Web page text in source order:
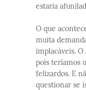
estaria
O que
muita
implacáveis.
pois teríamos
felizardos. E
questionar se